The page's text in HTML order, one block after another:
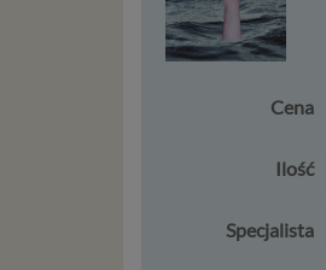
Cena
Ilość
Specjalista